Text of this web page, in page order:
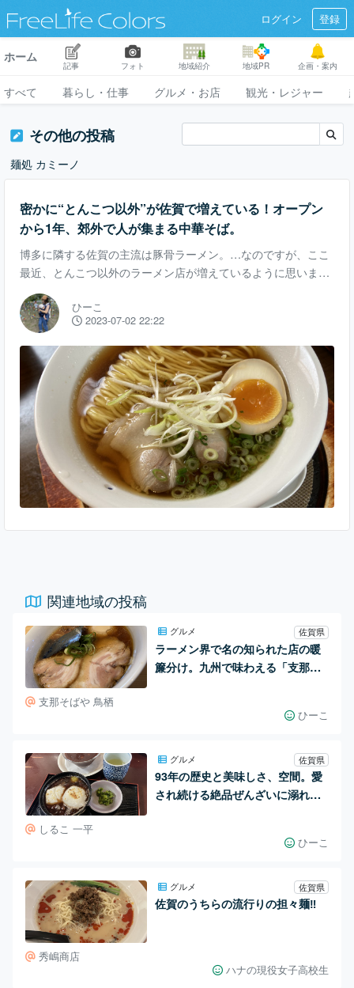
ログイン 登録
ホーム
記事 フォト 地域紹介 地域PR 企画・案内
すべて 暮らし・仕事 グルメ・お店 観光・レジャー
その他の投稿
麺処 カミーノ
密かに“とんこつ以外”が佐賀で増えている！オープン
から1年、郊外で人が集まる中華そば。
博多に隣する佐賀の主流は豚骨ラーメン。…なのですが、ここ
最近、とんこつ以外のラーメン店が増えているように思いま
す。 佐賀市中心部から車で約40分。今月でオープンして1年経
つ「麺処 カミーノ」に行ってきました。 民家のような外観。
13時過ぎでしたが車がたくさん停まっていました。 手書きの貼
り紙が温かい券売機。券を渡し、靴を脱いで奥の座敷スペース
へ。 入口すぐ横にはカウンター席が数席ありました。 「中華
そば 醤油」(700円)。 麺は中太麺。スープは茶色く、透き通
っています。 中華そばが全て鶏ガラベ
ひーこ
2023-07-02 22:22
関連地域の投稿
グルメ 佐賀県
ラーメン界で名の知られた店の暖
簾分け。九州で味わえる「支那そ
支那そばや 鳥栖
ひーこ
グルメ 佐賀県
93年の歴史と美味しさ、空間。愛
され続ける絶品ぜんざいに溺れ
しるこ 一平
ひーこ
グルメ 佐賀県
佐賀のうちらの流行りの担々麺‼️
秀嶋商店
ハナの現役女子高校生